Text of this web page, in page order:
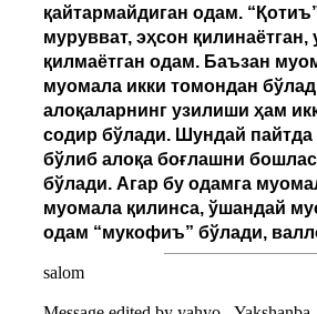
қайтармайдиган одам.
мурувват, эҳсон қилинаётган,
қилмаётган одам. Баъзан
муомала икки томондан
алоқаларнинг узилиши ҳам
содир бўлади. Шундай пайтда
бўлиб алоқа боғлашни
бўлади. Агар бу одамга
муомала қилинса, ўшандай
одам “мукофиъ” бўлади,
salom